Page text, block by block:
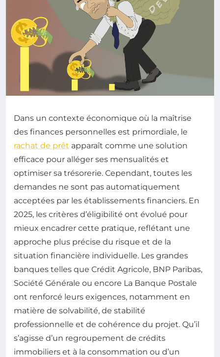
Dans un contexte économique où la maîtrise
des finances personnelles est primordiale, le
rachat de prêt apparaît comme une solution
efficace pour alléger ses mensualités et
optimiser sa trésorerie. Cependant, toutes les
demandes ne sont pas automatiquement
acceptées par les établissements financiers. En
2025, les critères d’éligibilité ont évolué pour
mieux encadrer cette pratique, reflétant une
approche plus précise du risque et de la
situation financière individuelle. Les grandes
banques telles que Crédit Agricole, BNP Paribas,
Société Générale ou encore La Banque Postale
ont renforcé leurs exigences, notamment en
matière de solvabilité, de stabilité
professionnelle et de cohérence du projet. Qu’il
s’agisse d’un regroupement de crédits
immobiliers et à la consommation ou d’un